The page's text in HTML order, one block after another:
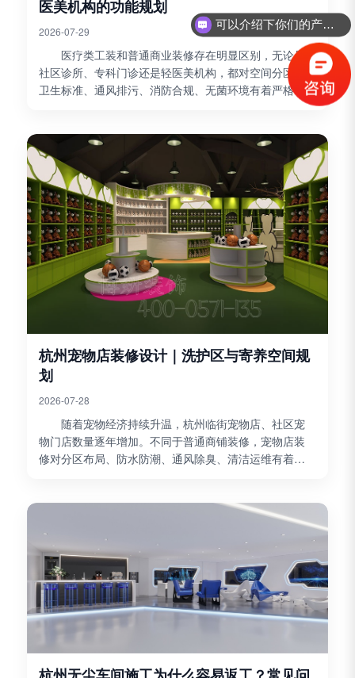
医美机构的功能规划
2026-07-29
医疗类工装和普通商业装修存在明显区别，无论是
社区诊所、专科门诊还是轻医美机构，都对空间分区、
卫生标准、通风排污、消防合规、无菌环境有着严格要
求。不合理的布局不仅影响就诊体验，还可能无法通过
杭州宠物店装修设计｜洗护区与寄养空间规
划
2026-07-28
随着宠物经济持续升温，杭州临街宠物店、社区宠
物门店数量逐年增加。不同于普通商铺装修，宠物店装
修对分区布局、防水防潮、通风除臭、清洁运维有着专
可以介绍下你们的产品么？